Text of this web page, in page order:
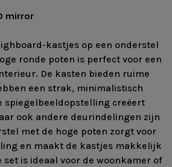
mirror
kastjes op een onderstel
ronde poten is perfect voor een
De kasten bieden ruime
een strak, minimalistisch
spiegelbeeldopstelling creëert
ook andere deurindelingen zijn
met de hoge poten zorgt voor
en maakt de kastjes makkelijk
set is ideaal voor de woonkamer of